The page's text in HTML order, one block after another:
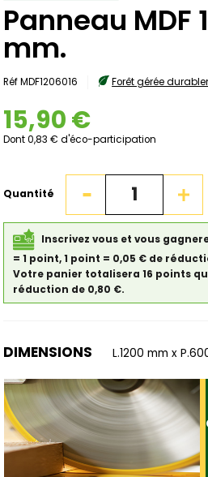
Panneau MDF
mm.
Réf MDF1206016 Forêt gérée
15,90 €
Dont 0,83 € d'éco-participation
Quantité
Inscrivez vous et vous
= 1 point, 1 point = 0,05 € de
Votre panier totalisera 16 points
réduction de 0,80 €.
DIMENSIONS L.1200 mm x